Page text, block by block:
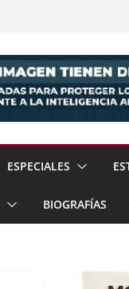
ESPECIALES
BIOGRAFÍAS